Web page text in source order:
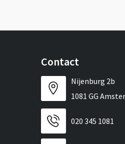
Contact
Nijenburg 2b
1081 GG
020 345 1081